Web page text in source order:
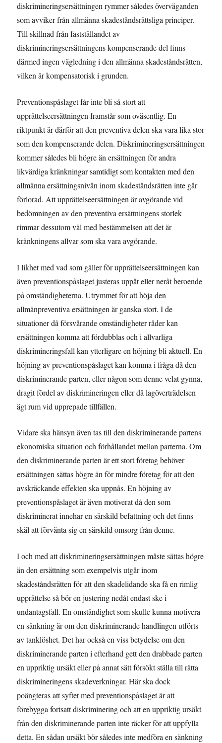
diskrimineringsersättningen rymmer således överväganden
som avviker från allmänna skadeståndsrättsliga principer.
Till skillnad från fastställandet av
diskrimineringsersättningens kompenserande del finns
därmed ingen vägledning i den allmänna skadeståndsrätten,
vilken är kompensatorisk i grunden.
Preventionspåslaget får inte bli så stort att
upprättelseersättningen framstår som oväsentlig. En
riktpunkt är därför att den preventiva delen ska vara lika stor
som den kompenserande delen. Diskrimineringsersättningen
kommer således bli högre än ersättningen för andra
likvärdiga kränkningar samtidigt som kontakten med den
allmänna ersättningsnivån inom skadeståndsrätten inte går
förlorad. Att upprättelseersättningen är avgörande vid
bedömningen av den preventiva ersättningens storlek
rimmar dessutom väl med bestämmelsen att det är
kränkningens allvar som ska vara avgörande.
I likhet med vad som gäller för upprättelseersättningen kan
även preventionspåslaget justeras uppåt eller neråt beroende
på omständigheterna. Utrymmet för att höja den
allmänpreventiva ersättningen är ganska stort. I de
situationer då försvårande omständigheter råder kan
ersättningen komma att fördubblas och i allvarliga
diskrimineringsfall kan ytterligare en höjning bli aktuell. En
höjning av preventionspåslaget kan komma i fråga då den
diskriminerande parten, eller någon som denne velat gynna,
dragit fördel av diskrimineringen eller då lagöverträdelsen
ägt rum vid upprepade tillfällen.
Vidare ska hänsyn även tas till den diskriminerande partens
ekonomiska situation och förhållandet mellan parterna. Om
den diskriminerande parten är ett stort företag behöver
ersättningen sättas högre än för mindre företag för att den
avskräckande effekten ska uppnås. En höjning av
preventionspåslaget är även motiverat då den som
diskriminerat innehar en särskild befattning och det finns
skäl att förvänta sig en särskild omsorg från denne.
I och med att diskrimineringsersättningen måste sättas högre
än den ersättning som exempelvis utgår inom
skadeståndsrätten för att den skadelidande ska få en rimlig
upprättelse så bör en justering nedåt endast ske i
undantagsfall. En omständighet som skulle kunna motivera
en sänkning är om den diskriminerande handlingen utförts
av tanklöshet. Det har också en viss betydelse om den
diskriminerande parten i efterhand gett den drabbade parten
en uppriktig ursäkt eller på annat sätt försökt ställa till rätta
diskrimineringens skadeverkningar. Här ska dock
poängteras att syftet med preventionspåslaget är att
förebygga fortsatt diskriminering och att en uppriktig ursäkt
från den diskriminerande parten inte räcker för att uppfylla
detta. En sådan ursäkt bör således inte medföra en sänkning